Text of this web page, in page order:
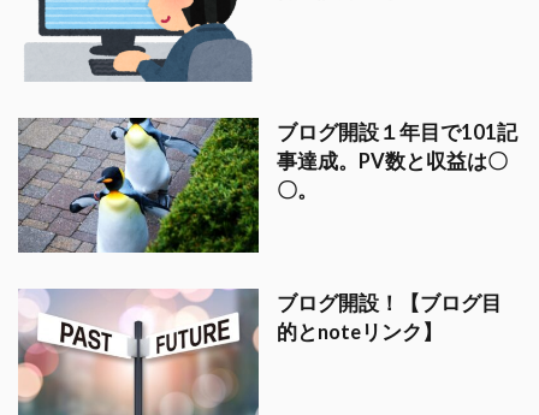
ブログ開設１年目で101記
事達成。PV数と収益は〇
〇。
ブログ開設！【ブログ目
的とnoteリンク】